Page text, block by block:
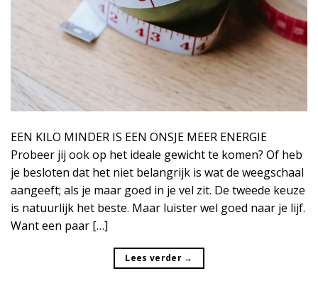
EEN KILO MINDER IS EEN ONSJE MEER ENERGIE
Probeer jij ook op het ideale gewicht te komen? Of heb
je besloten dat het niet belangrijk is wat de weegschaal
aangeeft; als je maar goed in je vel zit. De tweede keuze
is natuurlijk het beste. Maar luister wel goed naar je lijf.
Want een paar […]
Lees verder →